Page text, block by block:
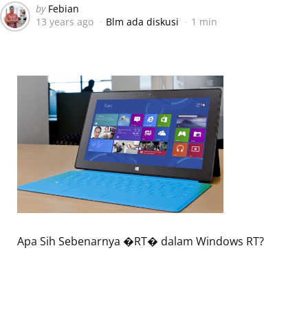
Posted
by
by Febian
13 years ago
Blm ada diskusi 1 min
Apa Sih Sebenarnya �RT� dalam Windows RT?